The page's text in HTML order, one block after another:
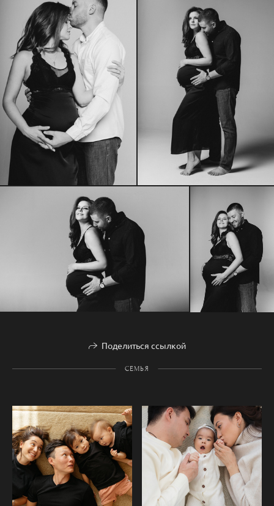
Поделиться ссылкой
СЕМЬЯ